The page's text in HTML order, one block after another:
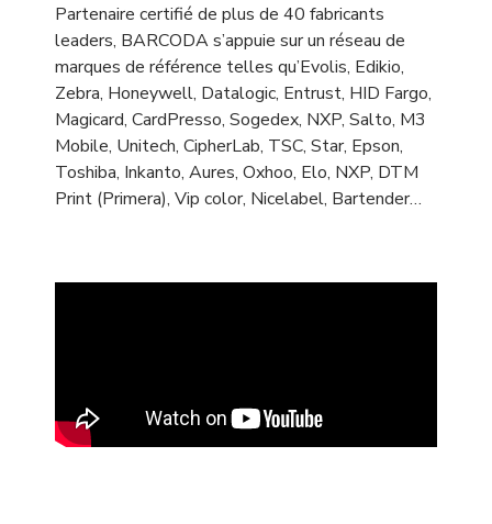
Partenaire certifié de plus de 40 fabricants
leaders, BARCODA s’appuie sur un réseau de
marques de référence telles qu’Evolis, Edikio,
Zebra, Honeywell, Datalogic, Entrust, HID Fargo,
Magicard, CardPresso, Sogedex, NXP, Salto, M3
Mobile, Unitech, CipherLab, TSC, Star, Epson,
Toshiba, Inkanto, Aures, Oxhoo, Elo, NXP, DTM
Print (Primera), Vip color, Nicelabel, Bartender…